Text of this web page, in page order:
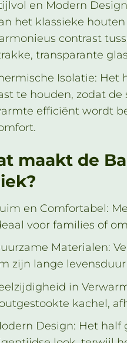
en Modern
het klassieke
contrast
transparante
Isolatie: Het
te houden, zodat
efficiënt wordt
maakt de
en Comfortabel:
voor families of
Materialen:
zijn lange
in
kachel,
Design: Het half